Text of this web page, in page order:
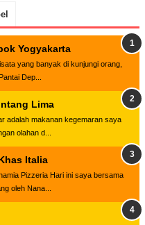
Yogyakarta
yang banyak di kunjungi orang,
Dep...
Lima
adalah makanan kegemaran saya
olahan d...
Italia
Pizzeria Hari ini saya bersama
oleh Nana...